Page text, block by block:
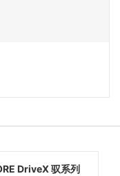
DriveX 驭系列